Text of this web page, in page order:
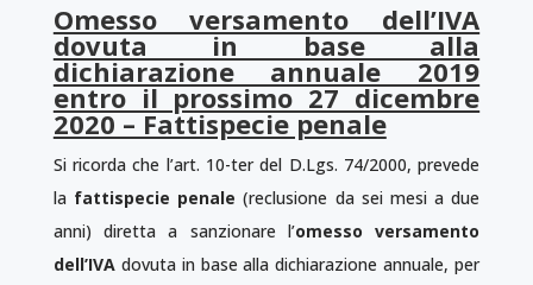
Omesso versamento dell’IVA
dovuta in base alla
dichiarazione annuale 2019
entro il prossimo 27 dicembre
2020 – Fattispecie penale
Si ricorda che l’art. 10-ter del D.Lgs. 74/2000, prevede
la fattispecie penale (reclusione da sei mesi a due
anni) diretta a sanzionare l’omesso versamento
dell’IVAdovuta in base alla dichiarazione annuale, per